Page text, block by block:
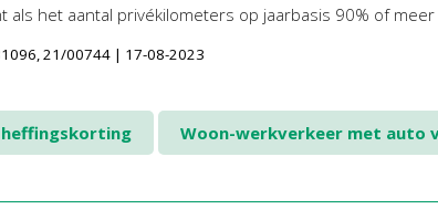
het aantal privékilometers op jaarbasis 90% of
21/00744 | 17-08-2023
Woon-werkverkeer met auto